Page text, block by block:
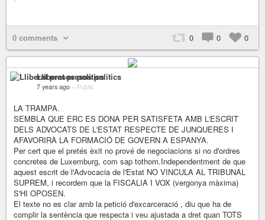
0 comments 0 0 0
Lliberat presos politics
7 years ago – Public
LA TRAMPA.
SEMBLA QUE ERC ES DONA PER SATISFETA AMB L'ESCRIT
DELS ADVOCATS DE L'ESTAT RESPECTE DE JUNQUERES I
AFAVORIRÀ LA FORMACIÓ DE GOVERN A ESPANYA.
Per cert que el pretés èxit no prové de negociacions si no d'ordres
concretes de Luxemburg, com sap tothom.Independentment de que
aquest escrit de l'Advocacia de l'Estat NO VINCULA AL TRIBUNAL
SUPREM, i recordem que la FISCALIA I VOX (vergonya màxima)
S'HI OPOSEN.
El texte no es clar amb la petició d'excarceració , diu que ha de
complir la sentència que respecta i veu ajustada a dret quan TOTS